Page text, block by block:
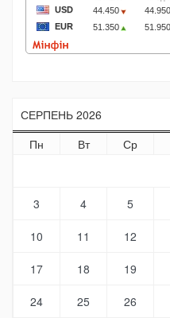
СЕРПЕНЬ 2026
Пн
Вт Ср
3 4 5
10 11 12
17 18 19
24 25 26